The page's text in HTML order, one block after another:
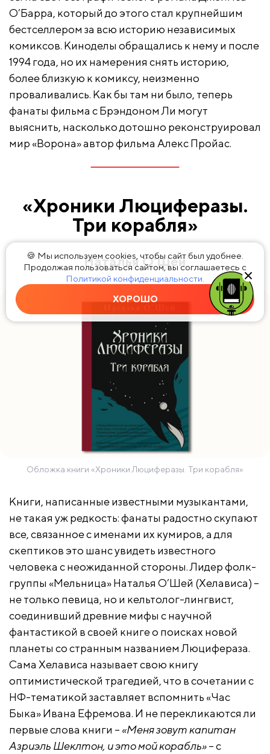
О’Барра, который до этого стал крупнейшим
бестселлером за всю историю независимых
комиксов. Киноделы обращались к нему и после
1994 года, но их намерения снять историю,
более близкую к комиксу, неизменно
проваливались. Как бы там ни было, теперь
фанаты фильма с Брэндоном Ли могут
выяснить, насколько дотошно реконструировал
мир «Ворона» автор фильма Алекс Пройас.
«Хроники Люциферазы.
Три корабля»
Наталья О'Шей
Обложка книги «Хроники Люциферазы. Три корабля»
Книги, написанные известными музыкантами,
не такая уж редкость: фанаты радостно скупают
все, связанное с именами их кумиров, а для
скептиков это шанс увидеть известного
человека с неожиданной стороны. Лидер фолк-
группы «Мельница» Наталья О’Шей (Хелависа) –
не только певица, но и кельтолог-лингвист,
соединивший древние мифы с научной
фантастикой в своей книге о поисках новой
планеты со странным названием Люцифераза.
Сама Хелависа называет свою книгу
оптимистической трагедией, что в сочетании с
НФ-тематикой заставляет вспомнить «Час
Быка» Ивана Ефремова. И не перекликаются ли
первые слова книги – «Меня зовут капитан
Азриэль Шеклтон, и это мой корабль»– с
🍪 Мы используем cookies, чтобы сайт был удобнее.
Продолжая пользоваться сайтом, вы соглашаетесь с
Политикой конфиденциальности.
ХОРОШО